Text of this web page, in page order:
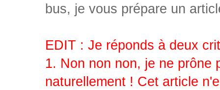
bus, je vous prépare un
EDIT : Je réponds à deux
1. Non non non, je ne prône
naturellement ! Cet article